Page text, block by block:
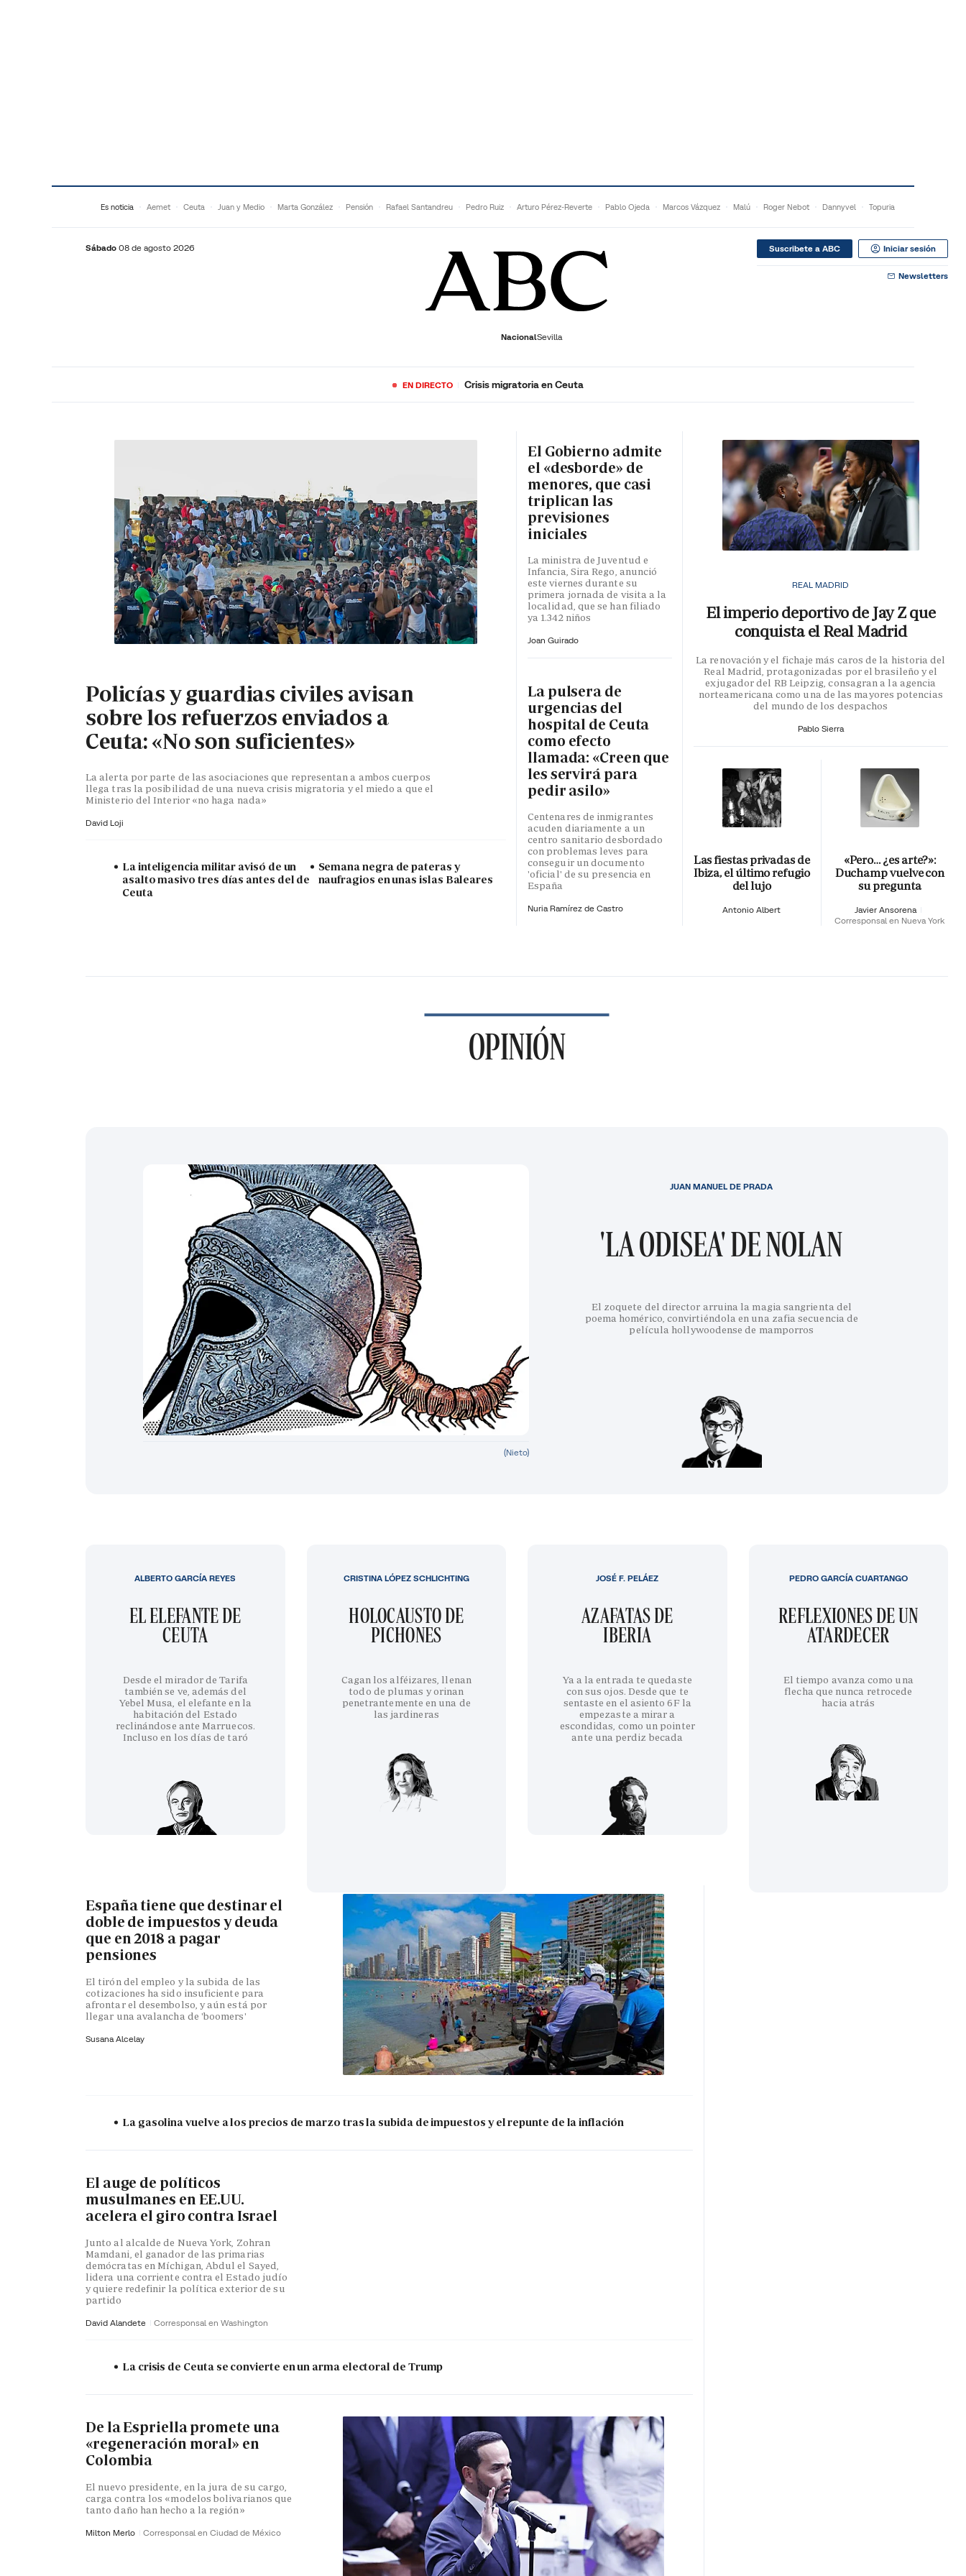
Es noticia Aemet Ceuta Juan y Medio Marta González Pensión Rafael Santandreu Pedro Ruiz Arturo Pérez-Reverte Pablo Ojeda Marcos Vázquez Malú Roger Nebot Dannyvel Topuria
Sábado 08 de agosto 2026
NacionalSevilla
Suscribete a ABC Iniciar sesión
Newsletters
ECONOMÍADEPORTES SOCIEDADCULTURAGENTEPLAY
EN DIRECTO Crisis migratoria en Ceuta
Policías y guardias civiles avisan
sobre los refuerzos enviados a
Ceuta: «No son suficientes»
La alerta por parte de las asociaciones que representan a ambos cuerpos
llega tras la posibilidad de una nueva crisis migratoria y el miedo a que el
Ministerio del Interior «no haga nada»
David Loji
La inteligencia militar avisó de un
asalto masivo tres días antes del de
Ceuta
Semana negra de pateras y
naufragios en unas islas Baleares
El Gobierno admite
el «desborde» de
menores, que casi
triplican las
previsiones
iniciales
La ministra de Juventud e
Infancia, Sira Rego, anunció
este viernes durante su
primera jornada de visita a la
localidad, que se han filiado
ya 1.342 niños
Joan Guirado
La pulsera de
urgencias del
hospital de Ceuta
como efecto
llamada: «Creen que
les servirá para
pedir asilo»
Centenares de inmigrantes
acuden diariamente a un
centro sanitario desbordado
con problemas leves para
conseguir un documento
'oficial' de su presencia en
España
Nuria Ramírez de Castro
REAL MADRID
El imperio deportivo de Jay Z que
conquista el Real Madrid
La renovación y el fichaje más caros de la historia del
Real Madrid, protagonizadas por el brasileño y el
exjugador del RB Leipzig, consagran a la agencia
norteamericana como una de las mayores potencias
del mundo de los despachos
Pablo Sierra
Las fiestas privadas de
Ibiza, el último refugio
del lujo
Antonio Albert
«Pero… ¿es arte?»:
Duchamp vuelve con
su pregunta
Javier Ansorena
Corresponsal en Nueva York
OPINIÓN
(Nieto)
'LA ODISEA' DE NOLAN
El zoquete del director arruina la magia sangrienta del
poema homérico, convirtiéndola en una zafia secuencia de
película hollywoodense de mamporros
JUAN MANUEL DE PRADA
EL ELEFANTE DE
CEUTA
Desde el mirador de Tarifa
también se ve, además del
Yebel Musa, el elefante en la
habitación del Estado
reclinándose ante Marruecos.
Incluso en los días de taró
ALBERTO GARCÍA REYES
HOLOCAUSTO DE
PICHONES
Cagan los alféizares, llenan
todo de plumas y orinan
penetrantemente en una de
las jardineras
CRISTINA LÓPEZ SCHLICHTING
AZAFATAS DE
IBERIA
Ya a la entrada te quedaste
con sus ojos. Desde que te
sentaste en el asiento 6F la
empezaste a mirar a
escondidas, como un pointer
ante una perdiz becada
JOSÉ F. PELÁEZ
REFLEXIONES DE UN
ATARDECER
El tiempo avanza como una
flecha que nunca retrocede
hacia atrás
PEDRO GARCÍA CUARTANGO
España tiene que destinar el
doble de impuestos y deuda
que en 2018 a pagar
pensiones
El tirón del empleo y la subida de las
cotizaciones ha sido insuficiente para
afrontar el desembolso, y aún está por
llegar una avalancha de 'boomers'
Susana Alcelay
La gasolina vuelve a los precios de marzo tras la subida de impuestos y el repunte de la inflación
El auge de políticos
musulmanes en EE.UU.
acelera el giro contra Israel
Junto al alcalde de Nueva York, Zohran
Mamdani, el ganador de las primarias
demócratas en Míchigan, Abdul el Sayed,
lidera una corriente contra el Estado judío
y quiere redefinir la política exterior de su
partido
David Alandete Corresponsal en Washington
La crisis de Ceuta se convierte en un arma electoral de Trump
De la Espriella promete una
«regeneración moral» en
Colombia
El nuevo presidente, en la jura de su cargo,
carga contra los «modelos bolivarianos que
tanto daño han hecho a la región»
Milton Merlo Corresponsal en Ciudad de México